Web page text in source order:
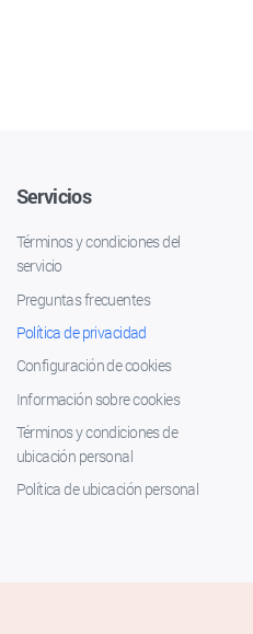
Servicios
Términos y condiciones del
servicio
Preguntas frecuentes
Política de privacidad
Configuración de cookies
Información sobre cookies
Términos y condiciones de
ubicación personal
Política de ubicación personal